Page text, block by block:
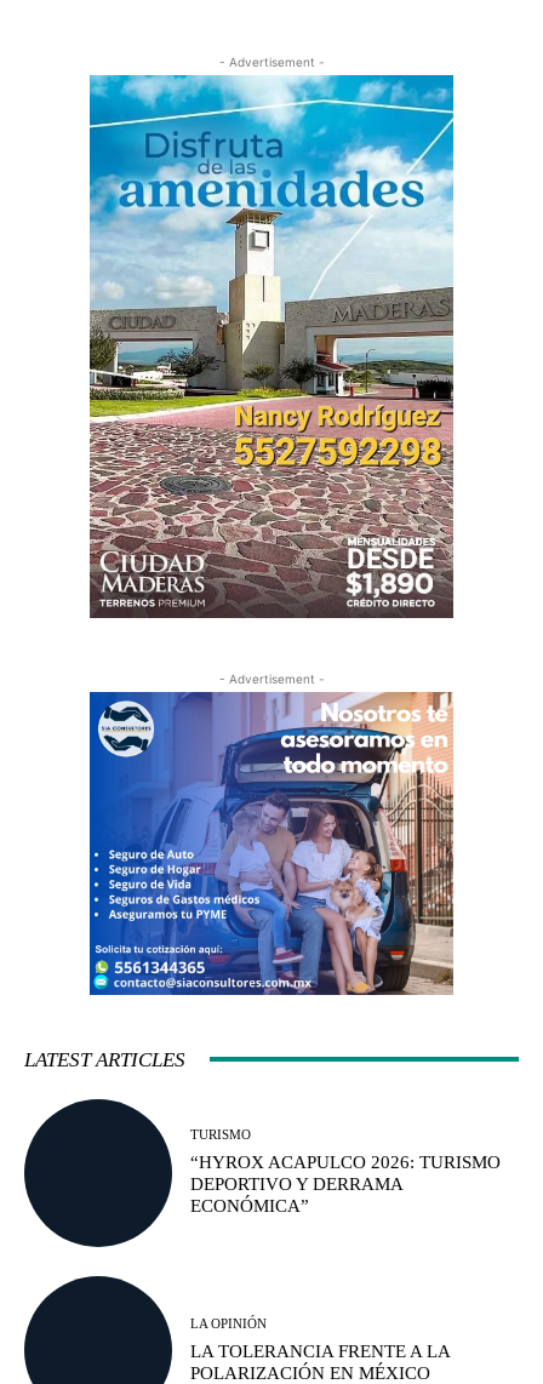
- Advertisement -
- Advertisement -
LATEST ARTICLES
TURISMO
“HYROX ACAPULCO 2026: TURISMO
DEPORTIVO Y DERRAMA
ECONÓMICA”
LA OPINIÓN
LA TOLERANCIA FRENTE A LA
POLARIZACIÓN EN MÉXICO